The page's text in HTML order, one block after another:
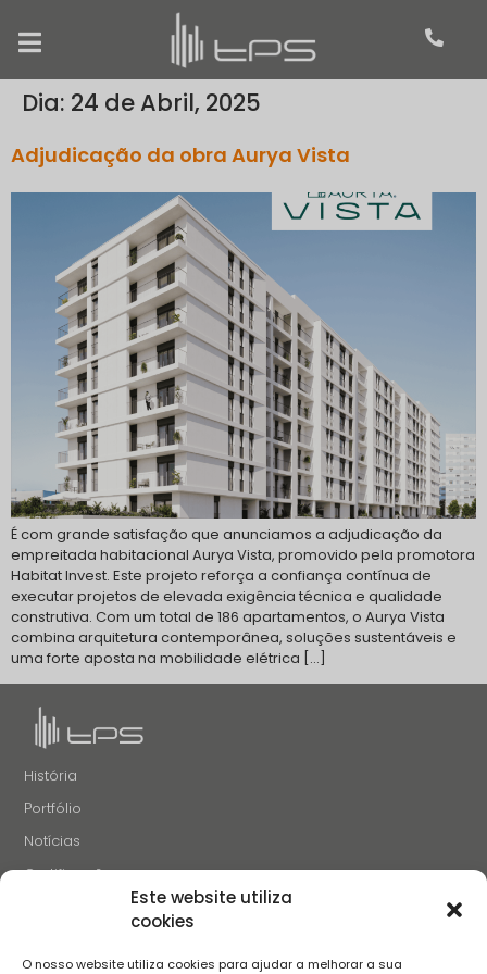
Este website utiliza
cookies
O nosso website utiliza cookies para ajudar a melhorar a sua
Dia: 24 de Abril, 2025
Adjudicação da obra Aurya Vista
É com grande satisfação que anunciamos a adjudicação da
empreitada habitacional Aurya Vista, promovido pela promotora
Habitat Invest. Este projeto reforça a confiança contínua de
executar projetos de elevada exigência técnica e qualidade
construtiva. Com um total de 186 apartamentos, o Aurya Vista
combina arquitetura contemporânea, soluções sustentáveis e
uma forte aposta na mobilidade elétrica […]
História
Portfólio
Notícias
Certificações